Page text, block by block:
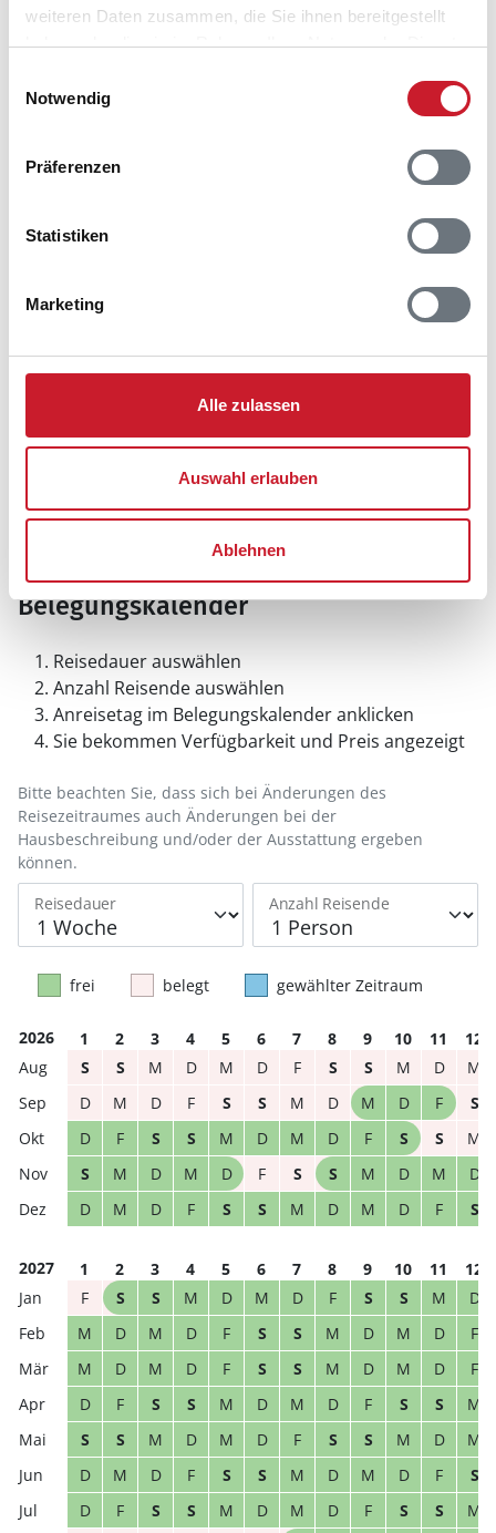
weiteren Daten zusammen, die Sie ihnen bereitgestellt
haben oder die sie im Rahmen Ihrer Nutzung der Dienste
Notwendig
Präferenzen
Statistiken
Marketing
Alle zulassen
Auswahl erlauben
Ablehnen
Adresse
Ferienhaus 37885
Blåvand
Belegungskalender
Reisedauer auswählen
Anzahl Reisende auswählen
Anreisetag im Belegungskalender anklicken
Sie bekommen Verfügbarkeit und Preis angezeigt
Reisedauer Anzahl Reisende
Bitte beachten Sie, dass sich bei Änderungen des
Reisezeitraumes auch Änderungen bei der
Hausbeschreibung und/oder der Ausstattung ergeben
können.
frei belegt gewählter Zeitraum
2026 1 2 3 4 5 6 7 8 9 10 11
12
S
S M D M D F S S M D
M
D
M D F S S M D M D F
S
D
F S S M D M D F S S
M
S
M D M D F S S M D M
D
D
M D F S S M D M D F S
2027 1 2 3 4 5 6 7 8 9 10 11
12
F
S S M D M D F S S M
D
M
D M D F S S M D M D
F
M
D M D F S S M D M D
F
D
F S S M D M D F S S
M
S
S M D M D F S S M D
M
D
M D F S S M D M D F
S
D
F S S M D M D F S S M